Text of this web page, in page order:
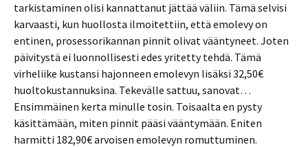
tarkistaminen olisi kannattanut jättää väliin. Tämä selvisi
karvaasti, kun huollosta ilmoitettiin, että emolevy on
entinen, prosessorikannan pinnit olivat vääntyneet. Joten
päivitystä ei luonnollisesti edes yritetty tehdä. Tämä
virheliike kustansi hajonneen emolevyn lisäksi 32,50€
huoltokustannuksina. Tekevälle sattuu, sanovat…
Ensimmäinen kerta minulle tosin. Toisaalta en pysty
käsittämään, miten pinnit pääsi vääntymään. Eniten
harmitti 182,90€ arvoisen emolevyn romuttuminen.